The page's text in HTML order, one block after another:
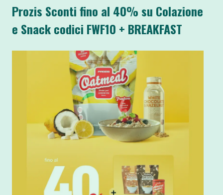
Prozis Sconti fino al 40% su Colazione
e Snack codici FWF10 + BREAKFAST